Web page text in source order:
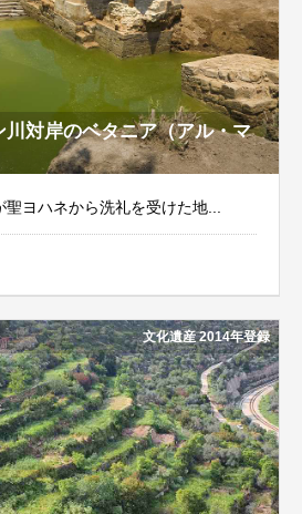
対岸のベタニア（アル・マ
聖ヨハネから洗礼を受けた地...
文化遺産 2014年登録